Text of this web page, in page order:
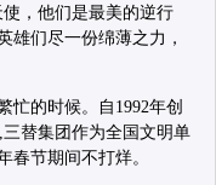
，他们是最美的逆行
雄们尽一份绵薄之力，
忙的时候。自1992年创
替集团作为全国文明单
春节期间不打烊。